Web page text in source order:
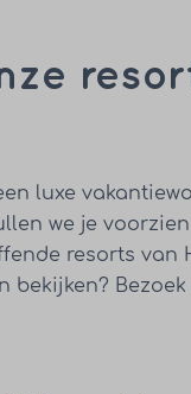
luxe
we je
resorts van
bekijken?